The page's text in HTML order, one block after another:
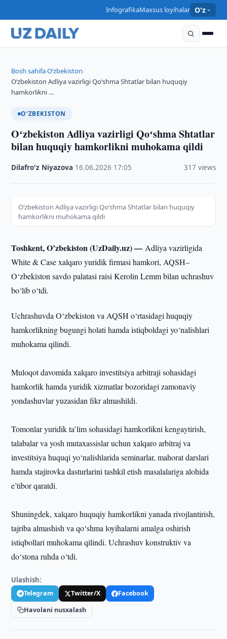
InfografikaMaxsus loyihalar O'z
Bosh sahifa›O‘zbekiston›
Oʻzbekiston Adliya vazirligi Qoʻshma Shtatlar bilan huquqiy
hamkorlikni …
O‘ZBEKISTON
Oʻzbekiston Adliya vazirligi Qoʻshma Shtatlar
bilan huquqiy hamkorlikni muhokama qildi
Dilafro'z Niyazova 16.06.2026 17:05 317 views
Oʻzbekiston Adliya vazirligi Qoʻshma Shtatlar bilan huquqiy
hamkorlikni muhokama qildi
Toshkent, O’zbekiston (UzDaily.uz) —Adliya vazirligida
White & Case xalqaro yuridik firmasi hamkori, AQSH–
O‘zbekiston savdo palatasi raisi Kerolin Lemm bilan uchrashuv
bo‘lib o‘tdi.
Uchrashuvda O‘zbekiston va AQSH o‘rtasidagi huquqiy
hamkorlikning bugungi holati hamda istiqboldagi yo‘nalishlari
muhokama qilindi.
Muloqot davomida xalqaro investitsiya arbitraji sohasidagi
hamkorlik hamda yuridik xizmatlar bozoridagi zamonaviy
yondashuvlar yuzasidan fikr almashildi.
Tomonlar yuridik ta’lim sohasidagi hamkorlikni kengaytirish,
talabalar va yosh mutaxassislar uchun xalqaro arbitraj va
investitsiya huquqi yo‘nalishlarida seminarlar, mahorat darslari
hamda stajirovka dasturlarini tashkil etish masalalariga alohida
e’tibor qaratdi.
Shuningdek, xalqaro huquqiy hamkorlikni yanada rivojlantirish,
tajriba almashish va qo‘shma loyihalarni amalga oshirish
istiqbollari muhokama qilindi. Uchrashuv konstruktiv va
do‘stona ruhda o‘tdi.
Ulashish:
Telegram Twitter/X
Facebook
Havolani nusxalash